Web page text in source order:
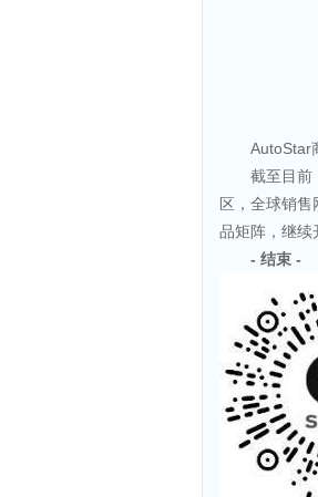
AutoStar
截至目前
区，全球销
品矩阵，继续
- 结束 -